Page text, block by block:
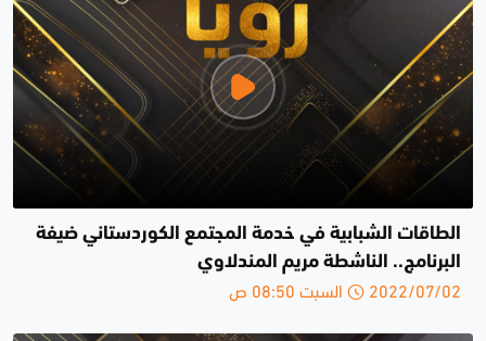
الطاقات الشبابية في خدمة المجتمع الكوردستاني ضيفة
البرنامج.. الناشطة مريم المندلاوي
2022/07/02 السبت 08:50 ص